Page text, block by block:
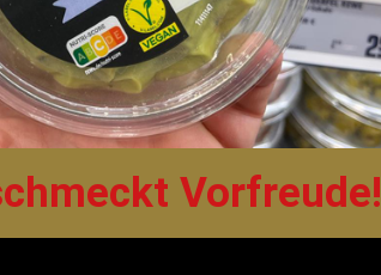
Vorfreude!